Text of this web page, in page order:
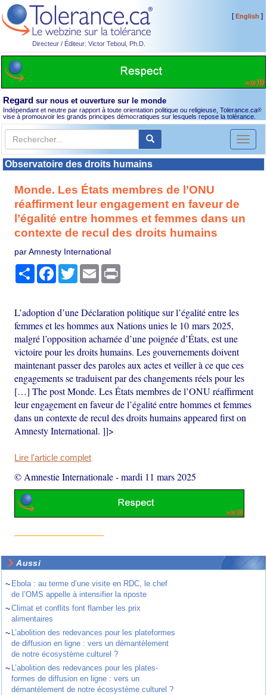
Directeur / Éditeur: Victor Teboul, Ph.D.
[English ]
Regard sur nous et ouverture sur le monde
Indépendant et neutre par rapport à toute orientation politique ou religieuse, Tolerance.ca®
vise à promouvoir les grands principes démocratiques sur lesquels repose la tolérance.
Toggle
Observatoire des droits humains
Monde. Les États membres de l’ONU
réaffirment leur engagement en faveur de
l’égalité entre hommes et femmes dans un
contexte de recul des droits humains
par Amnesty International
PartagerFacebook
TwitterEmail
L’adoption d’une Déclaration politique sur l’égalité entre les
femmes et les hommes aux Nations unies le 10 mars 2025,
malgré l’opposition acharnée d’une poignée d’États, est une
victoire pour les droits humains. Les gouvernements doivent
maintenant passer des paroles aux actes et veiller à ce que ces
engagements se traduisent par des changements réels pour les
[…] The post Monde. Les États membres de l’ONU réaffirment
leur engagement en faveur de l’égalité entre hommes et femmes
dans un contexte de recul des droits humains appeared first on
Amnesty International. ]]>
Lire l'article complet
© Amnestie Internationale-mardi 11 mars 2025
Aussi
~ Ebola : au terme d’une visite en RDC, le chef
de l’OMS appelle à intensifier la riposte
~Climat et conflits font flamber les prix
alimentaires
~ L’abolition des redevances pour les plateformes
de diffusion en ligne : vers un démantèlement
de notre écosystème culturel ?
~ L’abolition des redevances pour les plates-
formes de diffusion en ligne : vers un
démantèlement de notre écosystème culturel ?